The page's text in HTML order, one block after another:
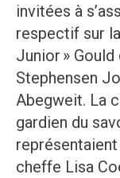
invitées à
respectif sur
Junior »
Stephensen
Abegweit. La
gardien du
représentaient
cheffe Lisa